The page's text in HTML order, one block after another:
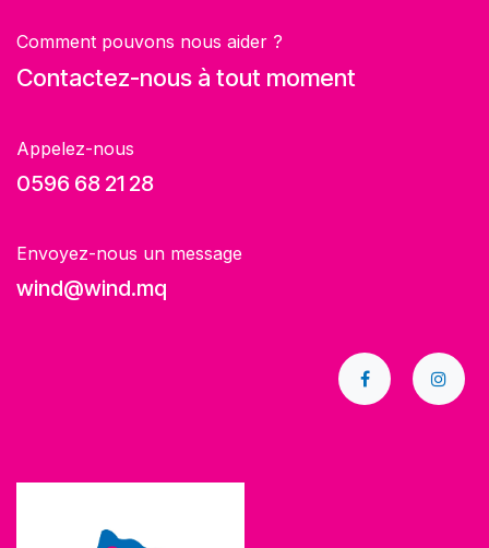
Comment pouvons nous aider ?
Contactez-nous à tout moment
Appelez-nous
0596 68 21 28
Envoyez-nous un message
wind@wind.mq